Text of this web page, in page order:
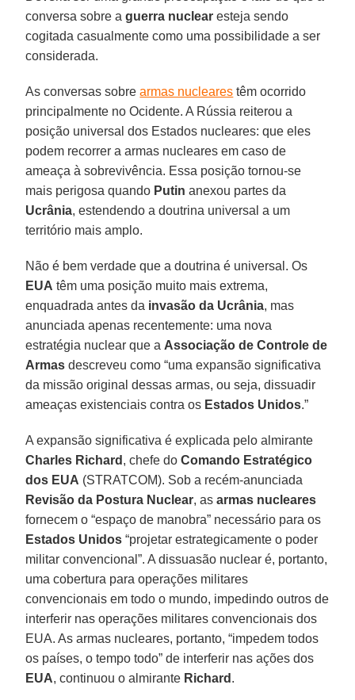
conversa sobre aguerra nuclear esteja sendo
cogitada casualmente como uma possibilidade a ser
considerada.
As conversas sobre armas nucleares têm ocorrido
principalmente no Ocidente. A Rússia reiterou a
posição universal dos Estados nucleares: que eles
podem recorrer a armas nucleares em caso de
ameaça à sobrevivência. Essa posição tornou-se
mais perigosa quando Putin anexou partes da
Ucrânia, estendendo a doutrina universal a um
território mais amplo.
Não é bem verdade que a doutrina é universal. Os
EUA têm uma posição muito mais extrema,
enquadrada antes da invasão da Ucrânia, mas
anunciada apenas recentemente: uma nova
estratégia nuclear que a Associação de Controle de
Armas descreveu como “uma expansão significativa
da missão original dessas armas, ou seja, dissuadir
ameaças existenciais contra os Estados Unidos.”
A expansão significativa é explicada pelo almirante
Charles Richard , chefe doComando Estratégico
dos EUA (STRATCOM). Sob a recém-anunciada
Revisão da Postura Nuclear, as armas nucleares
fornecem o “espaço de manobra” necessário para os
Estados Unidos “projetar estrategicamente o poder
militar convencional”. A dissuasão nuclear é, portanto,
uma cobertura para operações militares
convencionais em todo o mundo, impedindo outros de
interferir nas operações militares convencionais dos
EUA. As armas nucleares, portanto, “impedem todos
os países, o tempo todo” de interferir nas ações dos
EUA, continuou o almirante Richard .